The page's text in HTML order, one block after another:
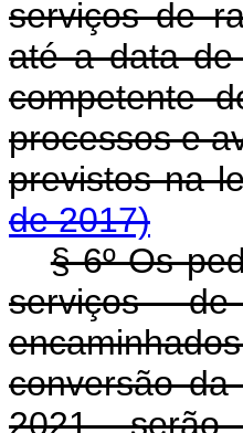
serviços de
até a data de
competente
processos e
previstos
de 2017)
§ 6º Os
serviços de
conversão
2021, serão